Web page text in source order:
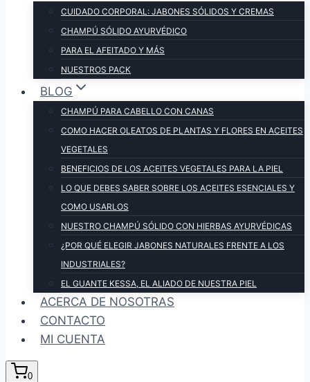
CUIDADO CORPORAL: JABONES SÓLIDOS Y CREMAS
CHAMPÚ SÓLIDO AYURVÉDICO
PARA EL AFEITADO Y MÁS
NUESTROS PACK
BLOG
CHAMPÚ PARA CABELLO CON CANAS
COMO HACER OLEATOS DE PLANTAS Y FLORES EN ACEITES
VEGETALES
BENEFICIOS DE LOS ACEITES VEGETALES PARA LA PIEL
LO QUE DEBES SABER SOBRE LOS ACEITES ESENCIALES Y
COMO USARLOS
NUESTRO CHAMPÚ SÓLIDO CON HIERBAS AYURVÉDICAS
¿POR QUÉ ELEGIR JABONES NATURALES FRENTE A LOS
INDUSTRIALES?
EL GUANTE KESSA, EL ALIADO DE NUESTRA PIEL
ACERCA DE NOSOTRAS
CONTACTO
MI CUENTA
0